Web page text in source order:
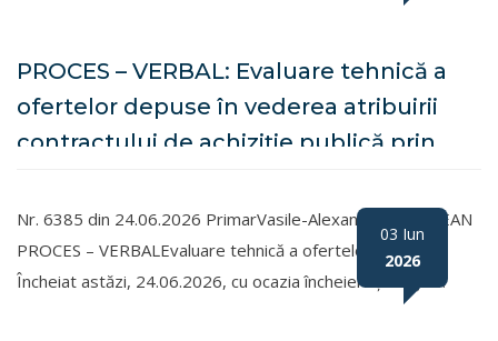
PROCES – VERBAL: Evaluare tehnică a
ofertelor depuse în vederea atribuirii
contractului de achiziție publică prin
obiectiv: Servicii de închiriere utilaje și
autoutilitare în comuna Recea, județul
Maramureș
Nr. 6385 din 24.06.2026 PrimarVasile-Alexandru ARDELEAN
PROCES – VERBALEvaluare tehnică a ofertelor depuse
Încheiat astăzi, 24.06.2026, cu ocazia încheierii ședinței…
03 Iun
2026